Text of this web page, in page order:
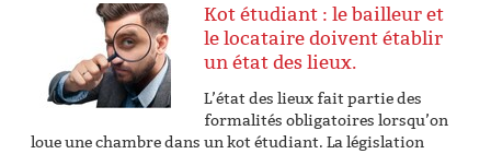
Kot étudiant : le bailleur et
le locataire doivent établir
un état des lieux.
L’état des lieux fait partie des
formalités obligatoires lorsqu’on
loue une chambre dans un kot étudiant. La législation